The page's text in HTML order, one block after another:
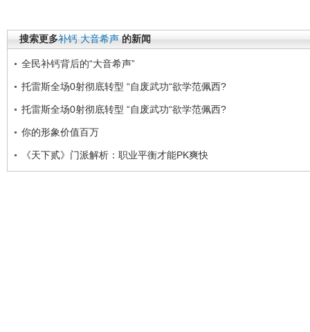
搜索更多补钙 大音希声 的新闻
全民补钙背后的“大音希声”
托雷斯全场0射彻底转型 “自废武功“欲学范佩西?
托雷斯全场0射彻底转型 “自废武功“欲学范佩西?
你的形象价值百万
《天下贰》门派解析：职业平衡才能PK爽快